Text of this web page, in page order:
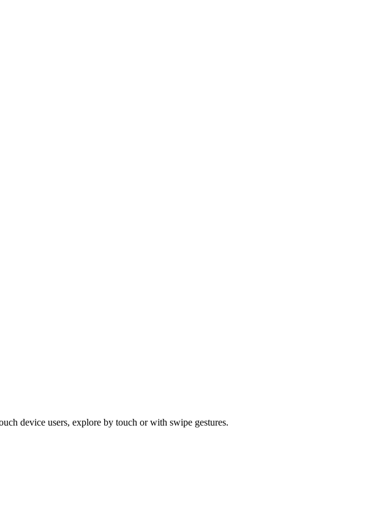
device users, explore by touch or with swipe gestures.